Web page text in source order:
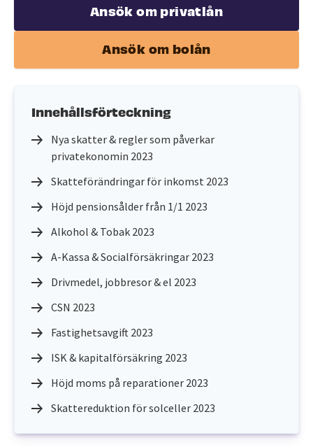
Ansök om privatlån
Ansök om bolån
Innehållsförteckning
Nya skatter & regler som påverkar
privatekonomin 2023
Skatteförändringar för inkomst 2023
Höjd pensionsålder från 1/1 2023
Alkohol & Tobak 2023
A-Kassa & Socialförsäkringar 2023
Drivmedel, jobbresor & el 2023
CSN 2023
Fastighetsavgift 2023
ISK & kapitalförsäkring 2023
Höjd moms på reparationer 2023
Skattereduktion för solceller 2023